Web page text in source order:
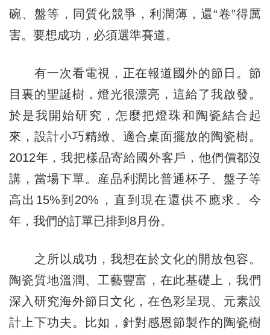
碗、盤等，同質化競爭，利潤薄，還“卷”得厲
害。要想成功，必須選準賽道。
有一次看電視，正在報道國外的節日。節
目裏的聖誕樹，燈光很漂亮，這給了我啟發。
於是我開始研究，怎麼把燈珠和陶瓷結合起
來，設計小巧精緻、適合桌面擺放的陶瓷樹。
2012年，我把樣品寄給國外客戶，他們價都沒
講，當場下單。産品利潤比普通杯子、盤子等
高出15%到20%，直到現在還供不應求。今
年，我們的訂單已排到8月份。
之所以成功，我想在於文化的開放包容。
陶瓷質地溫潤、工藝豐富，在此基礎上，我們
深入研究海外節日文化，在色彩呈現、元素設
計上下功夫。比如，針對感恩節製作的陶瓷樹